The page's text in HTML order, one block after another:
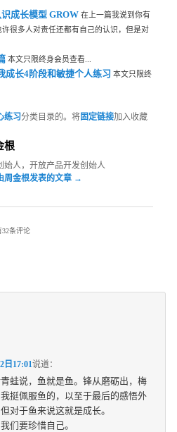
成长模型 GROW 在上一篇我说到你有
很多人对责任还都有自己的认识，但是对
本文只限终身会员查看...
成长4阶段和敏捷个人练习 本文只限终
练习分类目录的。将固定链接加入收藏
根
始人，开放产品开发创始人
周金根发表的文章 →
32条评论
日17:01说道：
蛙说，鱼就是鱼。锋从磨砺出，梅
挺佩服鱼的，以至于最后的感悟外
对于鱼来说这就是成长。
们要珍惜自己。